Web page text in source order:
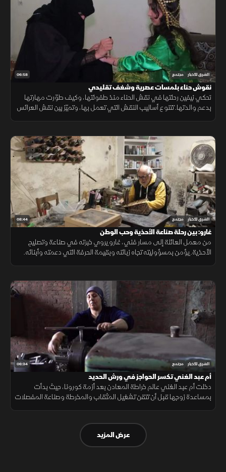
06:58 الشرق للأخبار مجتمع
نقوش حناء بلمسات عصرية وشغف تقليدي
تحكي نيفين رحلتها في نقش الحناء منذ طفولتها، وكيف طوّرت مهارتها
بدعم والدتها. تتنوع أساليب النقش التي تعمل بها، وتميّز بين نقش العرائس
08:44 الشرق للأخبار مجتمع
غارو: بين رحلة صناعة الأحذية وحب الوطن
من معمل العائلة إلى مسار فني، غارو يروي خبرته في صناعة وتصليح
الأحذية. يؤمن بمسؤوليته تجاه زبائنه وبقيمة الحرفة التي دعمته وأبنائه.
06:34 الشرق للأخبار مجتمع
أم عبد الغني تكسر الحواجز في ورش الحديد
دخلت أم عبد الغني عالم خراطة المعادن بعد أزمة كورونا، حيث بدأت
بمساعدة زوجها قبل أن تتقن تشغيل المثقاب والمخرطة وصناعة المفصلات
عرض المزيد